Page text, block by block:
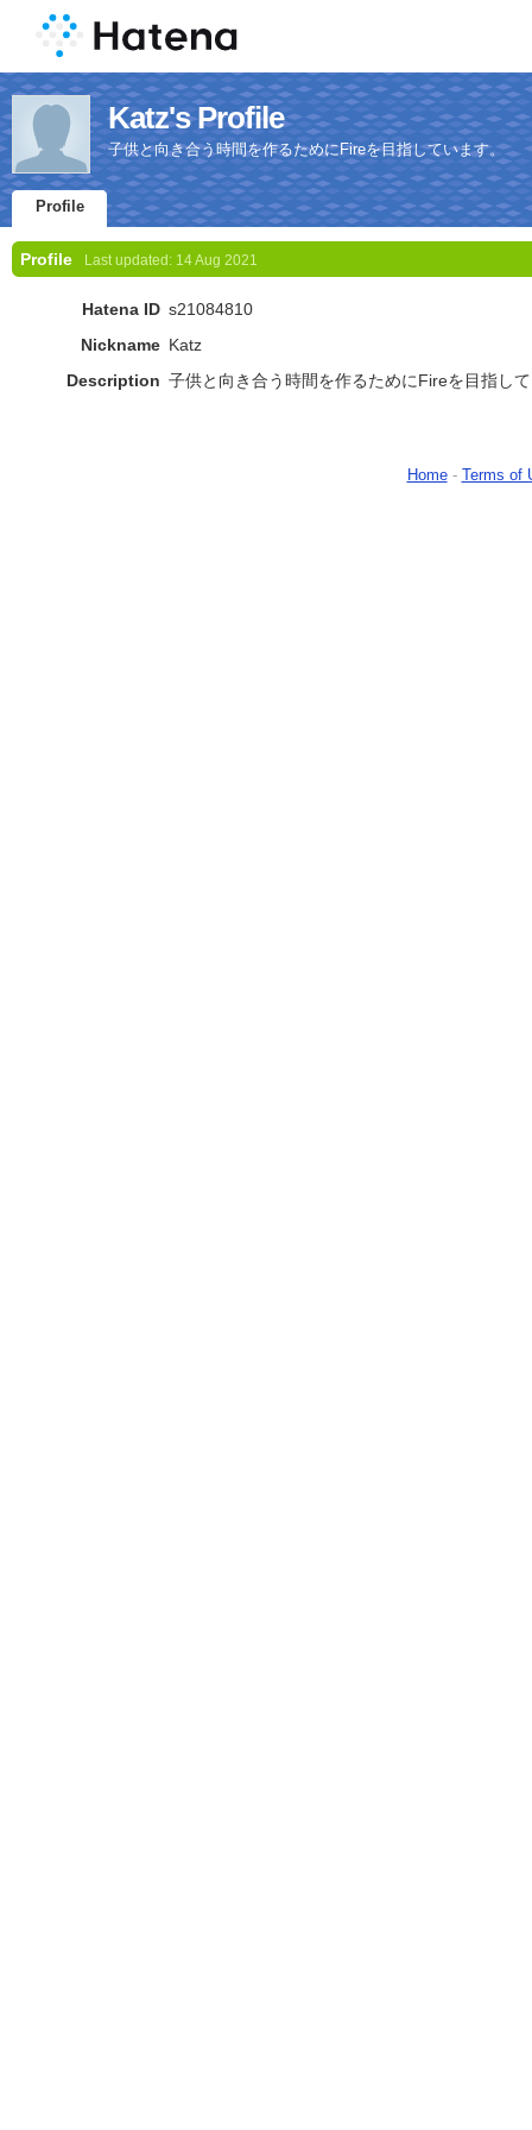
Katz's Profile
子供と向き合う時間を作るためにFireを目指しています。
Profile
Profile Last updated: 14 Aug 2021
Hatena ID s21084810
Nickname Katz
Description 子供と向き合う時間を作るためにFireを目指し
Home- Terms of